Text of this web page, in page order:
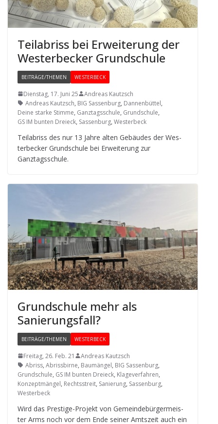
Teil­ab­riss bei Erwei­te­rung der
Wes­ter­be­cker Grundschule
BEITRÄGE/THEMEN WESTERBECK
Dienstag, 17. Juni 25
Andreas Kautzsch
Andreas Kautzsch, BIG Sassenburg, Dannenbüttel,
Deine starke Stimme, Ganztagsschule, Grundschule,
GS IM bunten Dreieck, Sassenburg, Westerbeck
Teil­ab­riss des nur 13 Jahre alten Gebäu­des der Wes­
ter­be­cker Grund­schule bei Erwei­te­rung zur
Ganztagsschule.
Grund­schule mehr als
Sanierungsfall?
BEITRÄGE/THEMEN WESTERBECK
Freitag, 26. Feb. 21
Andreas Kautzsch
Abriss, Abrissbirne, Baumängel, BIG Sassenburg,
Grundschule, GS IM bunten Dreieck, Klageverfahren,
Konzeptmängel, Rechtsstreit, Sanierung, Sassenburg,
Westerbeck
Wird das Pres­tige-Pro­jekt von Gemein­de­bür­ger­meis­
ter Arms noch vor dem Ende sei­ner Amts­zeit auch ein